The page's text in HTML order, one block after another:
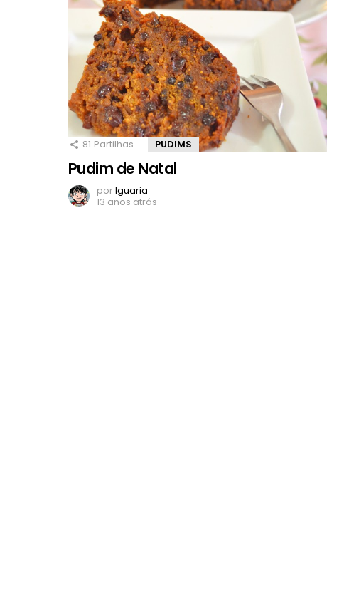
81 Partilhas PUDIMS
Pudim de Natal
porIguaria
13 anos atrás